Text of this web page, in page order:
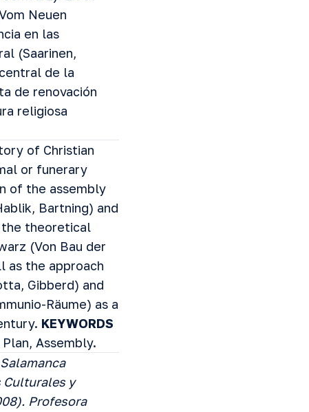
Neuen
en las
(Saarinen,
de la
de renovación
religiosa
of Christian
or funerary
of the assembly
Bartning) and
the theoretical
(Von Bau der
as the approach
Gibberd) and
Räume) as a
KEYWORDS
Assembly.
Culturales y
Profesora